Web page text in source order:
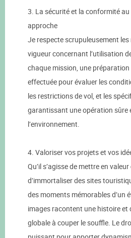
3. La sécurité et la conformité
approche
Je respecte scrupuleusement
vigueur concernant l’utilisation
chaque mission, une
effectuée pour évaluer les
les restrictions de vol, et les
garantissant une opération sûre
l’environnement.
4. Valoriser vos projets et vos
Qu’il s’agisse de mettre en
d’immortaliser des sites
des moments mémorables d’un
images racontent une histoire et
globale à couper le souffle. Le